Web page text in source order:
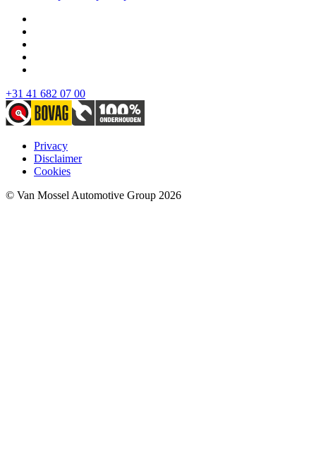
+31 41 682 07 00
Privacy
Disclaimer
Cookies
© Van Mossel Automotive Group 2026